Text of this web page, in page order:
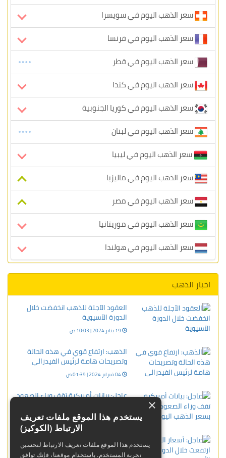
سعر الذهب اليوم في سويسرا
سعر الذهب اليوم في فرنسا
سعر الذهب اليوم في قطر
سعر الذهب اليوم في كندا
سعر الذهب اليوم في كوريا الجنوبية
سعر الذهب اليوم في لبنان
سعر الذهب اليوم في ليبيا
سعر الذهب اليوم في ماليزيا
سعر الذهب اليوم في مصر
سعر الذهب اليوم في موريتانيا
سعر الذهب اليوم في هولندا
اخبار الذهب
العقود الآجلة للذهب انخفضت خلال
الدورة الآسيوية
الذهب: ارتفاع قوي في هذه الحالة
وتصريحات هامة لرئيس الفيدرالي
عاجل: بيانات أمريكية تقف وراء الصعود
06 فبراير 2026 | 10:49 م
عاجل: أسعار الذهب ارتفعت خلال
الدورة الأوروبية
×
يستخدم هذا الموقع ملفات تعريف
الارتباط (الكوكيز)
يستخدم هذا الموقع ملفات تعريف الارتباط لتحسين
تجربة المستخدم. باستخدام موقعنا، فإنك توافق